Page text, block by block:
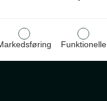
Funktionelle